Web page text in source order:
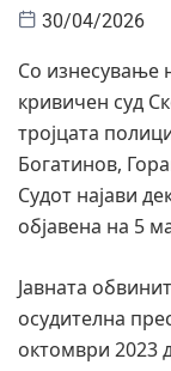
30/04/2026
Со изнесување
кривичен суд
тројцата
Богатинов,
Судот најави
објавена на 5
Јавната
осудителна
октомври 2023